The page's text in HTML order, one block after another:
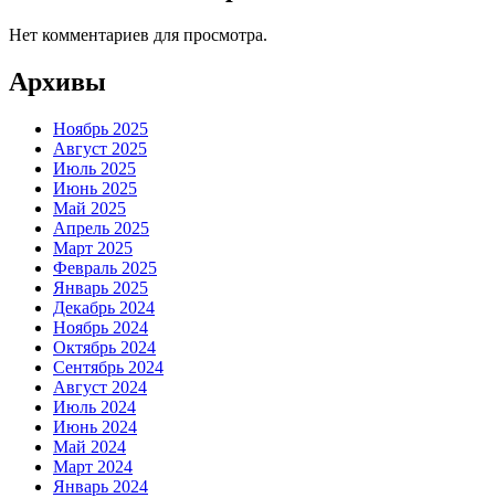
Нет комментариев для просмотра.
Архивы
Ноябрь 2025
Август 2025
Июль 2025
Июнь 2025
Май 2025
Апрель 2025
Март 2025
Февраль 2025
Январь 2025
Декабрь 2024
Ноябрь 2024
Октябрь 2024
Сентябрь 2024
Август 2024
Июль 2024
Июнь 2024
Май 2024
Март 2024
Январь 2024